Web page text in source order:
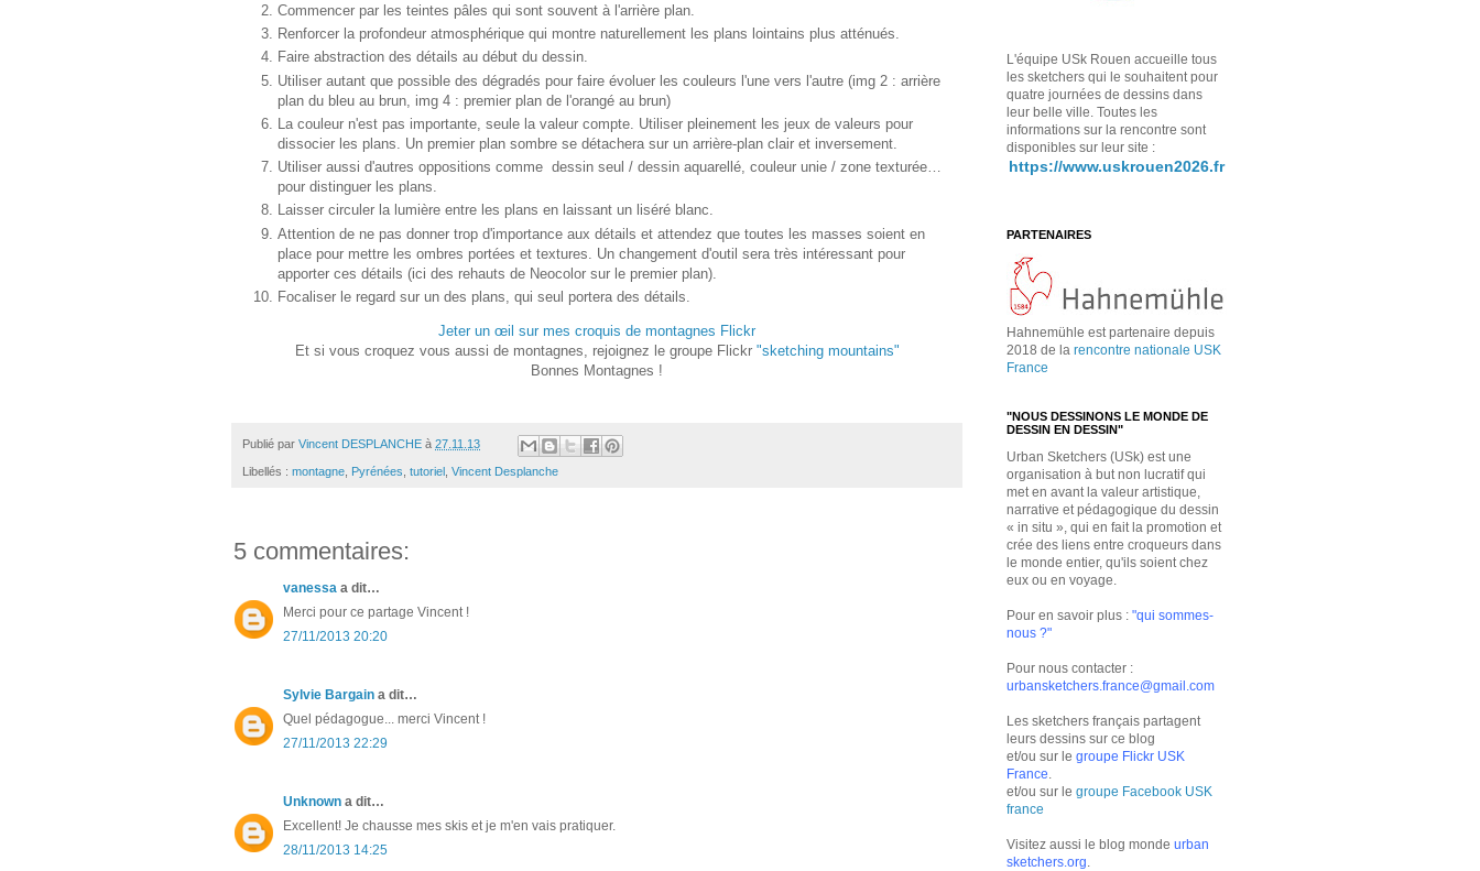
Commencer par les teintes pâles qui sont souvent à l'arrière plan.
Renforcer la profondeur atmosphérique qui montre naturellement les plans lointains plus atténués.
Faire abstraction des détails au début du dessin.
Utiliser autant que possible des dégradés pour faire évoluer les couleurs l'une vers l'autre (img 2 : arrière
plan du bleu au brun, img 4 : premier plan de l'orangé au brun)
La couleur n'est pas importante, seule la valeur compte. Utiliser pleinement les jeux de valeurs pour
dissocier les plans. Un premier plan sombre se détachera sur un arrière-plan clair et inversement.
Utiliser aussi d'autres oppositions comme dessin seul / dessin aquarellé, couleur unie / zone texturée…
pour distinguer les plans.
Laisser circuler la lumière entre les plans en laissant un liséré blanc.
Attention de ne pas donner trop d'importance aux détails et attendez que toutes les masses soient en
place pour mettre les ombres portées et textures. Un changement d'outil sera très intéressant pour
apporter ces détails (ici des rehauts de Neocolor sur le premier plan).
Focaliser le regard sur un des plans, qui seul portera des détails.
Jeter un œil sur mes croquis de montagnes Flickr
Et si vous croquez vous aussi de montagnes, rejoignez le groupe Flickr "sketching mountains"
Bonnes Montagnes !
Publié par Vincent DESPLANCHE à 27.11.13
Libellés : montagne Pyrénées tutoriel Vincent Desplanche
5 commentaires:
vanessa a dit…
Merci pour ce partage Vincent !
27/11/2013 20:20
Sylvie Bargain a dit…
Quel pédagogue... merci Vincent !
27/11/2013 22:29
Unknown a dit…
Excellent! Je chausse mes skis et je m'en vais pratiquer.
28/11/2013 14:25
L'équipe USk Rouen accueille tous
les sketchers qui le souhaitent pour
quatre journées de dessins dans
leur belle ville. Toutes les
informations sur la rencontre sont
disponibles sur leur site :
https://www.uskrouen2026.fr
PARTENAIRES
Hahnemühle est partenaire depuis
2018 de la rencontre nationale USK
France
"NOUS DESSINONS LE MONDE DE
DESSIN EN DESSIN"
Urban Sketchers (USk) est une
organisation à but non lucratif qui
met en avant la valeur artistique,
narrative et pédagogique du dessin
« in situ », qui en fait la promotion et
crée des liens entre croqueurs dans
le monde entier, qu'ils soient chez
eux ou en voyage.
Pour en savoir plus : "qui sommes-
nous ?"
Pour nous contacter :
urbansketchers.france@gmail.com
Les sketchers français partagent
leurs dessins sur ce blog
et/ou sur le groupe Flickr USK
France
et/ou sur le groupe Facebook USK
france
Visitez aussi le blog monde urban
sketchers.org